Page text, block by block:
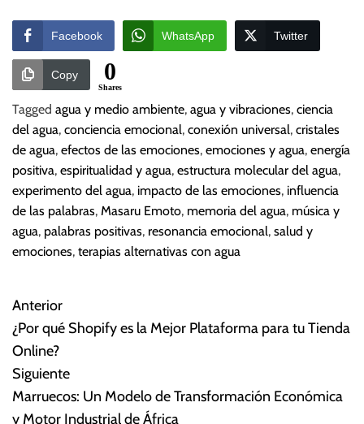
Facebook WhatsApp Twitter
Copy 0
Shares
Tagged agua y medio ambiente, agua y vibraciones, ciencia
del agua, conciencia emocional, conexión universal, cristales
de agua, efectos de las emociones, emociones y agua, energía
positiva, espiritualidad y agua, estructura molecular del agua,
experimento del agua, impacto de las emociones, influencia
de las palabras, Masaru Emoto, memoria del agua, música y
agua, palabras positivas, resonancia emocional, salud y
emociones, terapias alternativas con agua
N
a
v
e
Anterior
¿Por qué Shopify es la Mejor Plataforma para tu Tienda
Online?
Siguiente
Marruecos: Un Modelo de Transformación Económica
y Motor Industrial de África